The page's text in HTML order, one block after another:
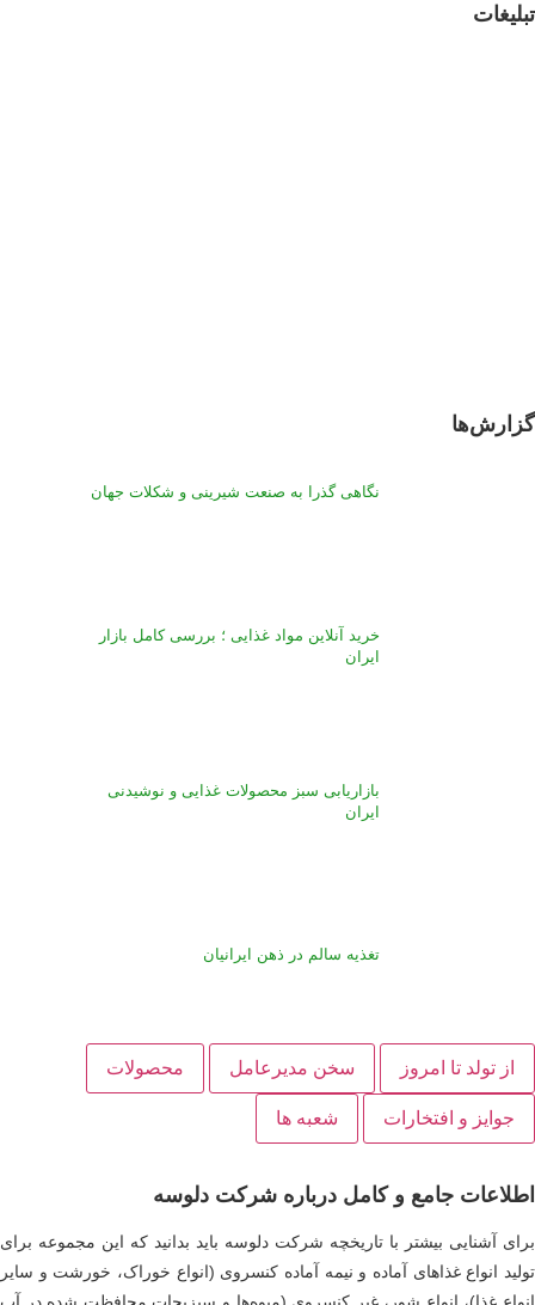
نگاهی گذرا به صنعت شیرینی و شکلات جهان
خرید آنلاین مواد غذایی ؛ بررسی کامل بازار
ایران
بازاریابی سبز محصولات غذایی و نوشیدنی
ایران
تغذیه سالم در ذهن ایرانیان
از تولد تا امروز سخن مدیرعامل محصولات
جوایز و افتخارات شعبه ها
جامع و کامل درباره شرکت دلوسه
آشنایی بیشتر با تاریخچه شرکت دلوسه باید بدانید که این مجموعه برای
انواع غذاهای آماده و نیمه آماده کنسروی (انواع خوراک، خورشت و سایر